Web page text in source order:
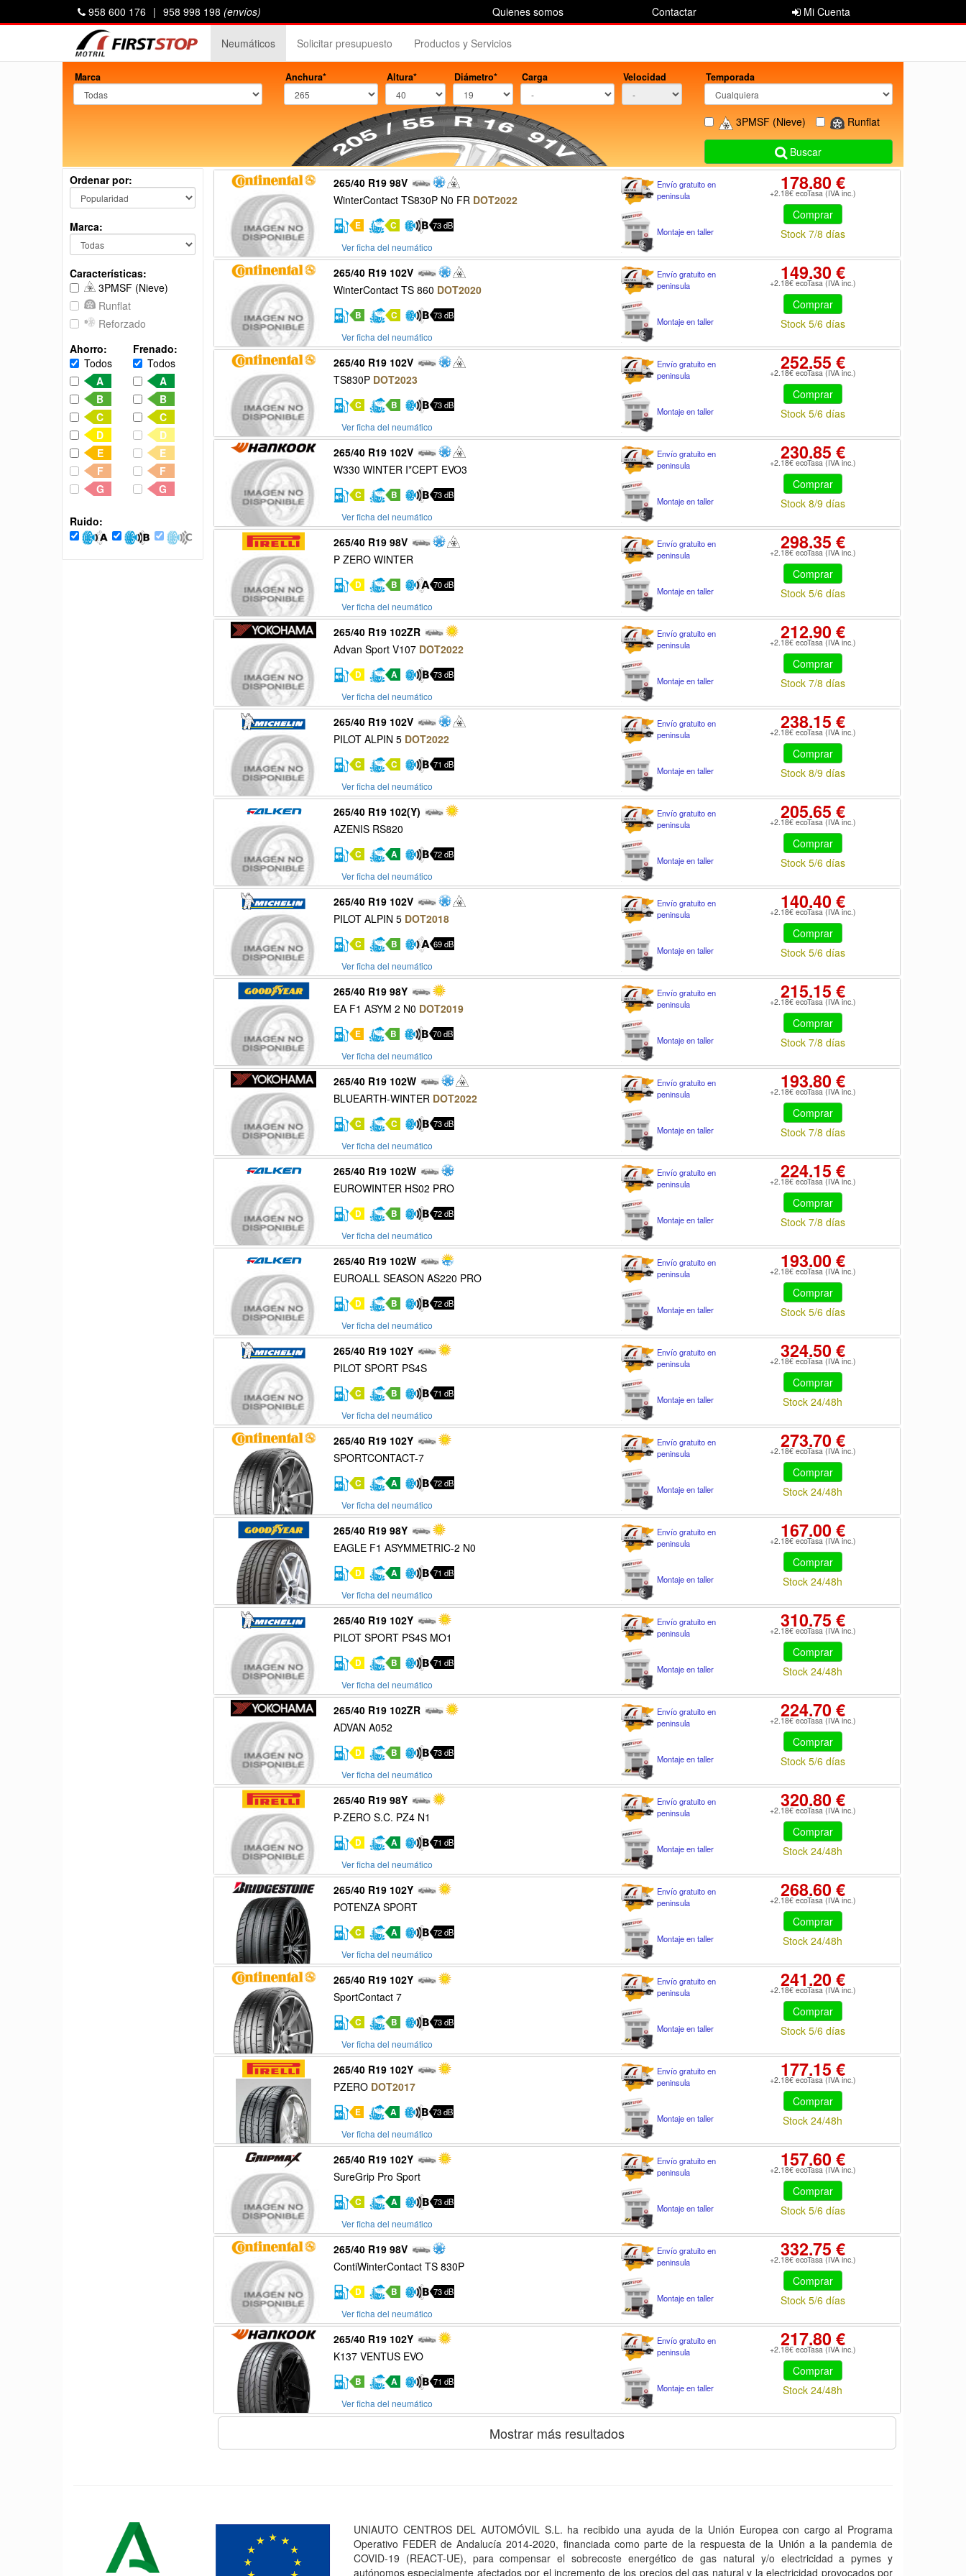
Quienes somos Contactar Mi Cuenta
958 600 176 | 958 998 198 (envíos)
Neumáticos Solicitar presupuesto Productos y Servicios
Marca Anchura* Altura* Diámetro* Carga Velocidad Temporada
3PMSF (Nieve) Runflat
Buscar
Ordenar por:
Marca:
Características:
3PMSF (Nieve)
Runflat
Reforzado
Ahorro:
Todos
A
B
C
D
E
F
G
Frenado:
Todos
A
B
C
D
E
F
G
Ruido:
265/40 R19 98V
WinterContact TS830P N0 FR DOT2022
E C 73 dB
Ver ficha del neumático
Envío gratuito en
peninsula
Montaje en taller
178.80 €
+2.18€ ecoTasa (IVA inc.)
Comprar
Stock 7/8 días
265/40 R19 102V
WinterContact TS 860 DOT2020
B C 73 dB
Ver ficha del neumático
Envío gratuito en
peninsula
Montaje en taller
149.30 €
+2.18€ ecoTasa (IVA inc.)
Comprar
Stock 5/6 días
265/40 R19 102V
TS830P DOT2023
C B 73 dB
Ver ficha del neumático
Envío gratuito en
peninsula
Montaje en taller
252.55 €
+2.18€ ecoTasa (IVA inc.)
Comprar
Stock 5/6 días
265/40 R19 102V
W330 WINTER I*CEPT EVO3
C B 73 dB
Ver ficha del neumático
Envío gratuito en
peninsula
Montaje en taller
230.85 €
+2.18€ ecoTasa (IVA inc.)
Comprar
Stock 8/9 días
265/40 R19 98V
P ZERO WINTER
D B 70 dB
Ver ficha del neumático
Envío gratuito en
peninsula
Montaje en taller
298.35 €
+2.18€ ecoTasa (IVA inc.)
Comprar
Stock 5/6 días
265/40 R19 102ZR
Advan Sport V107 DOT2022
D A 73 dB
Ver ficha del neumático
Envío gratuito en
peninsula
Montaje en taller
212.90 €
+2.18€ ecoTasa (IVA inc.)
Comprar
Stock 7/8 días
265/40 R19 102V
PILOT ALPIN 5 DOT2022
C C 71 dB
Ver ficha del neumático
Envío gratuito en
peninsula
Montaje en taller
238.15 €
+2.18€ ecoTasa (IVA inc.)
Comprar
Stock 8/9 días
265/40 R19 102(Y)
AZENIS RS820
C A 72 dB
Ver ficha del neumático
Envío gratuito en
peninsula
Montaje en taller
205.65 €
+2.18€ ecoTasa (IVA inc.)
Comprar
Stock 5/6 días
265/40 R19 102V
PILOT ALPIN 5 DOT2018
C B 69 dB
Ver ficha del neumático
Envío gratuito en
peninsula
Montaje en taller
140.40 €
+2.18€ ecoTasa (IVA inc.)
Comprar
Stock 5/6 días
265/40 R19 98Y
EA F1 ASYM 2 N0 DOT2019
E B 70 dB
Ver ficha del neumático
Envío gratuito en
peninsula
Montaje en taller
215.15 €
+2.18€ ecoTasa (IVA inc.)
Comprar
Stock 7/8 días
265/40 R19 102W
BLUEARTH-WINTER DOT2022
C C 73 dB
Ver ficha del neumático
Envío gratuito en
peninsula
Montaje en taller
193.80 €
+2.18€ ecoTasa (IVA inc.)
Comprar
Stock 7/8 días
265/40 R19 102W
EUROWINTER HS02 PRO
D B 72 dB
Ver ficha del neumático
Envío gratuito en
peninsula
Montaje en taller
224.15 €
+2.18€ ecoTasa (IVA inc.)
Comprar
Stock 7/8 días
265/40 R19 102W
EUROALL SEASON AS220 PRO
D B 72 dB
Ver ficha del neumático
Envío gratuito en
peninsula
Montaje en taller
193.00 €
+2.18€ ecoTasa (IVA inc.)
Comprar
Stock 5/6 días
265/40 R19 102Y
PILOT SPORT PS4S
C B 71 dB
Ver ficha del neumático
Envío gratuito en
peninsula
Montaje en taller
324.50 €
+2.18€ ecoTasa (IVA inc.)
Comprar
Stock 24/48h
265/40 R19 102Y
SPORTCONTACT-7
C A 72 dB
Ver ficha del neumático
Envío gratuito en
peninsula
Montaje en taller
273.70 €
+2.18€ ecoTasa (IVA inc.)
Comprar
Stock 24/48h
265/40 R19 98Y
EAGLE F1 ASYMMETRIC-2 N0
D A 71 dB
Ver ficha del neumático
Envío gratuito en
peninsula
Montaje en taller
167.00 €
+2.18€ ecoTasa (IVA inc.)
Comprar
Stock 24/48h
265/40 R19 102Y
PILOT SPORT PS4S MO1
D B 71 dB
Ver ficha del neumático
Envío gratuito en
peninsula
Montaje en taller
310.75 €
+2.18€ ecoTasa (IVA inc.)
Comprar
Stock 24/48h
265/40 R19 102ZR
ADVAN A052
D B 73 dB
Ver ficha del neumático
Envío gratuito en
peninsula
Montaje en taller
224.70 €
+2.18€ ecoTasa (IVA inc.)
Comprar
Stock 5/6 días
265/40 R19 98Y
P-ZERO S.C. PZ4 N1
D A 71 dB
Ver ficha del neumático
Envío gratuito en
peninsula
Montaje en taller
320.80 €
+2.18€ ecoTasa (IVA inc.)
Comprar
Stock 24/48h
265/40 R19 102Y
POTENZA SPORT
C A 72 dB
Ver ficha del neumático
Envío gratuito en
peninsula
Montaje en taller
268.60 €
+2.18€ ecoTasa (IVA inc.)
Comprar
Stock 24/48h
265/40 R19 102Y
SportContact 7
C B 73 dB
Ver ficha del neumático
Envío gratuito en
peninsula
Montaje en taller
241.20 €
+2.18€ ecoTasa (IVA inc.)
Comprar
Stock 5/6 días
265/40 R19 102Y
PZERO DOT2017
E A 73 dB
Ver ficha del neumático
Envío gratuito en
peninsula
Montaje en taller
177.15 €
+2.18€ ecoTasa (IVA inc.)
Comprar
Stock 24/48h
265/40 R19 102Y
SureGrip Pro Sport
C A 73 dB
Ver ficha del neumático
Envío gratuito en
peninsula
Montaje en taller
157.60 €
+2.18€ ecoTasa (IVA inc.)
Comprar
Stock 5/6 días
265/40 R19 98V
ContiWinterContact TS 830P
D B 73 dB
Ver ficha del neumático
Envío gratuito en
peninsula
Montaje en taller
332.75 €
+2.18€ ecoTasa (IVA inc.)
Comprar
Stock 5/6 días
265/40 R19 102Y
K137 VENTUS EVO
B A 71 dB
Ver ficha del neumático
Envío gratuito en
peninsula
Montaje en taller
217.80 €
+2.18€ ecoTasa (IVA inc.)
Comprar
Stock 24/48h
Mostrar más resultados
UNIAUTO CENTROS DEL AUTOMÓVIL S.L. ha recibido una ayuda de la Unión Europea con cargo al Programa
Operativo FEDER de Andalucía 2014-2020, financiada como parte de la respuesta de la Unión a la pandemia de
COVID-19 (REACT-UE), para compensar el sobrecoste energético de gas natural y/o electricidad a pymes y
autónomos especialmente afectados por el incremento de los precios del gas natural y la electricidad provocados por